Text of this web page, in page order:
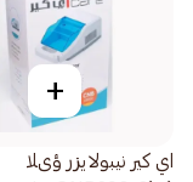
+
اي كير نيبولايزر ؤىلا